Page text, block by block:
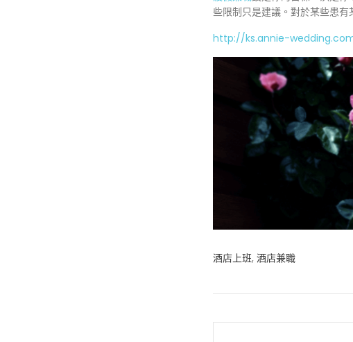
些限制只是建議。對於某些患
http://ks.annie-
酒店上班, 酒店兼職